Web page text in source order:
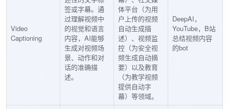
Video
Captioning
签或字幕。通
过理解视频中
的视觉和语言
内容，AI能够
生成对视频场
景、动作和对
话的准确描
述。
体平台（为用
户上传的视频
自动生成描
述）、视频监
控（为安全视
频生成自动摘
要）以及教育
（为教学视频
提供自动字
幕）等领域。
DeepAI，
YouTube，B站
总结视频内容
的bot